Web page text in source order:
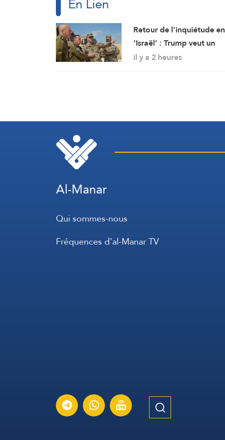
Retour de l’inquiétude en
‘Israël’ : Trump veut un
accord « à tout prix »
il y a 2 heures
Al-Manar
Qui sommes-nous
Fréquences d’al-Manar TV